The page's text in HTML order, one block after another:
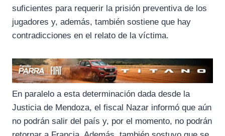
suficientes para requerir la prisión preventiva de los
jugadores y, además, también sostiene que hay
contradicciones en el relato de la víctima.
En paralelo a esta determinación dada desde la
Justicia de Mendoza, el fiscal Nazar informó que aún
no podrán salir del país y, por el momento, no podrán